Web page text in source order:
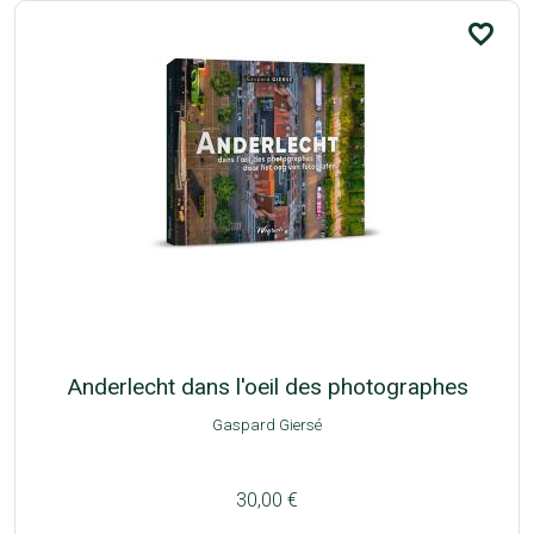
favorite_border
Anderlecht dans l'oeil des photographes
Gaspard Giersé
30,00 €